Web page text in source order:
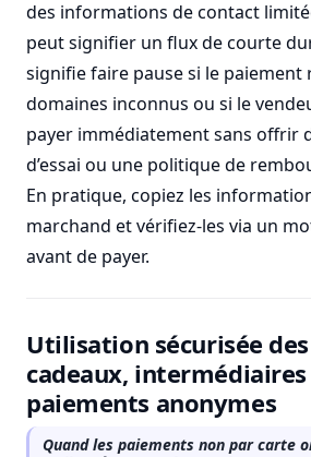
des informations de contact
peut signifier un flux de courte
signifie faire pause si le paiement
domaines inconnus ou si le
payer immédiatement sans offrir
d’essai ou une politique de
En pratique, copiez les
marchand et vérifiez-les via un
avant de payer.
Utilisation sécurisée
cadeaux,
paiements anonymes
Quand les paiements non par carte